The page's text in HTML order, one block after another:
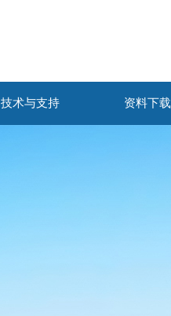
技术与支持 资料下载